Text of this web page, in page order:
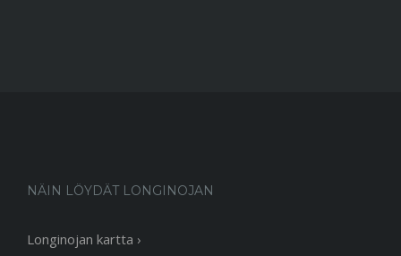
NÄIN LÖYDÄT LONGINOJAN
Longinojan kartta ›